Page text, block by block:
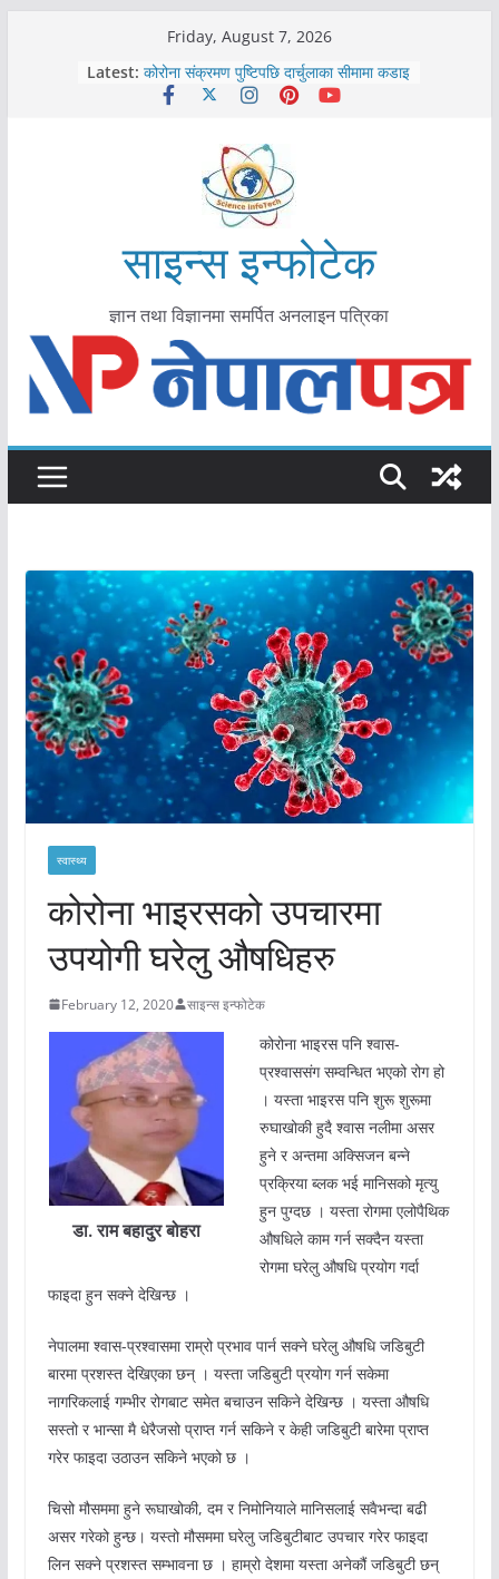
Friday, August 7, 2026
Latest:
काभ्रेपलाञ्चोकमा आयुर्वेद स्वास्थ्योपचारतर्फ
आकर्षण बढ्दै
कोरोना संक्रमण पुष्टिपछि दार्चुलाका सीमामा कडाइ
मकवानपुरमा खोरेत रोग विरुद्धको खोप लगाउन
आयुर्वेद चिकित्सा प्रणालीको भूमिका महत्वपूर्ण छ :
मुख्यमन्त्री शाह
साइन्स इन्फोटेक
ज्ञान तथा विज्ञानमा समर्पित अनलाइन पत्रिका
स्वास्थ्य
कोरोना भाइरसको उपचारमा
उपयोगी घरेलु औषधिहरु
February 12, 2020 साइन्स इन्फोटेक
डा. राम बहादुर बोहरा
कोरोना भाइरस पनि श्वास-
प्रश्वाससंग सम्वन्धित भएको रोग हो
। यस्ता भाइरस पनि शुरू शुरूमा
रुघाखोकी हुदै श्वास नलीमा असर
हुने र अन्तमा अक्सिजन बन्ने
प्रक्रिया ब्लक भई मानिसको मृत्यु
हुन पुग्दछ । यस्ता रोगमा एलोपैथिक
औषधिले काम गर्न सक्दैन यस्ता
रोगमा घरेलु औषधि प्रयोग गर्दा
फाइदा हुन सक्ने देखिन्छ ।
नेपालमा श्वास-प्रश्वासमा राम्रो प्रभाव पार्न सक्ने घरेलु औषधि जडिबुटी
बारमा प्रशस्त देखिएका छन् । यस्ता जडिबुटी प्रयोग गर्न सकेमा
नागरिकलाई गम्भीर रोगबाट समेत बचाउन सकिने देखिन्छ । यस्ता औषधि
सस्तो र भान्सा मै धेरैजसो प्राप्त गर्न सकिने र केही जडिबुटी बारेमा प्राप्त
गरेर फाइदा उठाउन सकिने भएको छ ।
चिसो मौसममा हुने रूघाखोकी, दम र निमोनियाले मानिसलाई सवैभन्दा बढी
असर गरेको हुन्छ। यस्तो मौसममा घरेलु जडिबुटीबाट उपचार गरेर फाइदा
लिन सक्ने प्रशस्त सम्भावना छ । हाम्रो देशमा यस्ता अनेकौं जडिबुटी छन्